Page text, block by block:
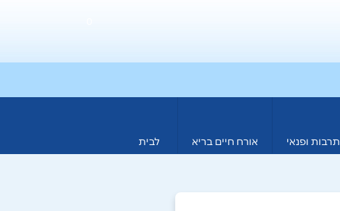
תרבות ופנאי אורח חיים בריא לבית